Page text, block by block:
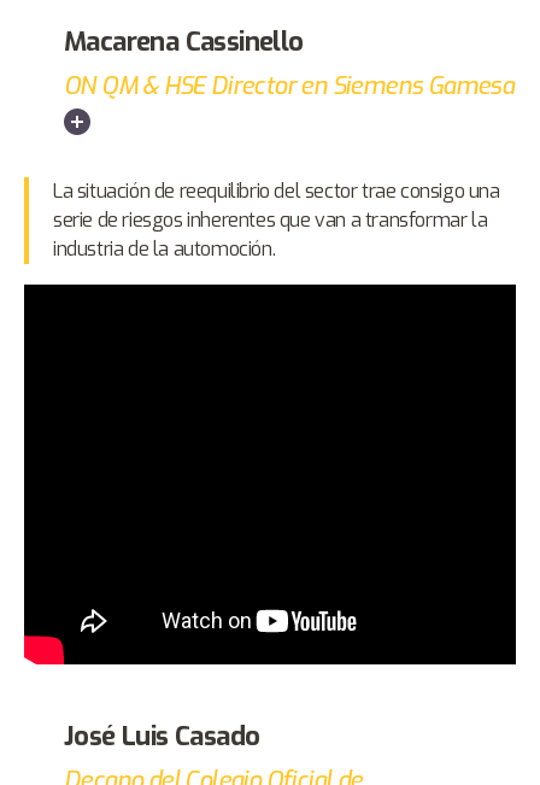
Macarena Cassinello
ON QM & HSE Director en Siemens Gamesa
La situación de reequilibrio del sector trae consigo una
serie de riesgos inherentes que van a transformar la
industria de la automoción.
José Luis Casado